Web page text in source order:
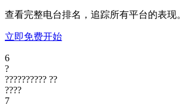
查看完整电台排名，追踪所有平台的表现。
立即免费开始
6
?
?????????? ??
????
7